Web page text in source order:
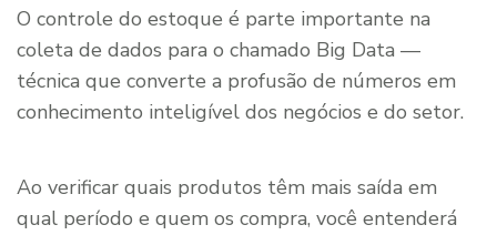
O controle do estoque é parte importante na
coleta de dados para o chamado Big Data —
técnica que converte a profusão de números em
conhecimento inteligível dos negócios e do setor.
Ao verificar quais produtos têm mais saída em
qual período e quem os compra, você entenderá